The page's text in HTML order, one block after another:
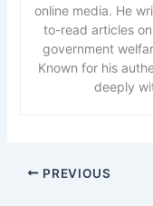
online media. He
to-read articles
government
Known for his
deeply
PREVIOUS